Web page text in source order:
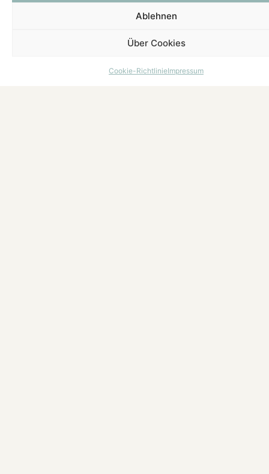
Ablehnen
Über Cookies
Cookie-RichtlinieImpressum